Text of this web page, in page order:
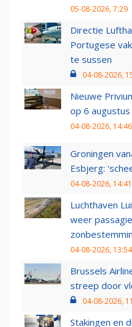
05-08-2026, 7:29
Directie
Portugese
te sussen
04-08-2026,
Nieuwe
op 6
04-08-2026, 14:46
Groningen
Esbjerg:
04-08-2026, 14:41
Luchthaven
weer
04-08-2026, 13:54
Brussels
streep door
04-08-2026,
Stakingen en